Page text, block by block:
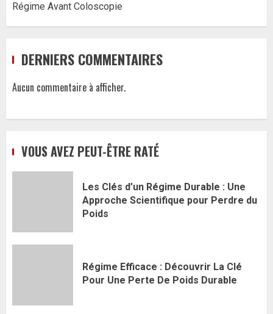
Régime Avant Coloscopie
DERNIERS COMMENTAIRES
Aucun commentaire à afficher.
VOUS AVEZ PEUT-ÊTRE RATÉ
Les Clés d’un Régime Durable : Une
Approche Scientifique pour Perdre du
Poids
Régime Efficace : Découvrir La Clé
Pour Une Perte De Poids Durable